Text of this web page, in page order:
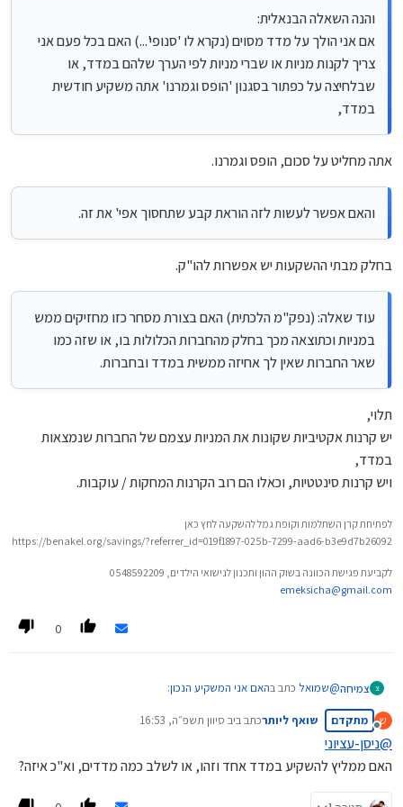
אם אני הולך על מדד מסוים (נקרא לו 'סנופי'...) האם בכל פעם אני צריך
לקנות מניות או שברי מניות לפי הערך שלהם במדד, או שבלחיצה על
כפתור בסגנון 'הופס וגמרנו' אתה משקיע חודשית במדד,
והאם אפשר לעשות לזה הוראת קבע שתחסוך אפי' את זה.
עוד שאלה: (נפק"מ הלכתית) האם בצורת מסחר כזו מחזיקים ממש במניות
וכתוצאה מכך בחלק מהחברות הכלולות בו, או שזה כמו שאר החברות שאין
והנה השאלה הבנאלית:
אם אני הולך על מדד מסוים (נקרא לו 'סנופי'...) האם בכל פעם אני
צריך לקנות מניות או שברי מניות לפי הערך שלהם במדד, או
שבלחיצה על כפתור בסגנון 'הופס וגמרנו' אתה משקיע חודשית
במדד,
אתה מחליט על סכום, הופס וגמרנו.
והאם אפשר לעשות לזה הוראת קבע שתחסוך אפי' את זה.
בחלק מבתי ההשקעות יש אפשרות להו"ק.
עוד שאלה: (נפק"מ הלכתית) האם בצורת מסחר כזו מחזיקים ממש
במניות וכתוצאה מכך בחלק מהחברות הכלולות בו, או שזה כמו
שאר החברות שאין לך אחיזה ממשית במדד ובחברות.
תלוי,
יש קרנות אקטיביות שקונות את המניות עצמם של החברות שנמצאות
במדד,
ויש קרנות סינטטיות, וכאלו הם רוב הקרנות המחקות / עוקבות.
לפתיחת קרן השתלמות וקופת גמל להשקעה לחץ כאן
https://benakel.org/savings/?referrer_id=019f1897-025b-7299-aad6-b3e9d7b26092
לקביעת פגישת הכוונה בשוק ההון ותכנון לנישואי הילדים, 0548592209
emeksicha@gmail.com
0
צ צמיחה@שמואל כתב בהאם אני המשקיע הנכון:
אם אני הולך על מדד מסוים (נקרא לו 'סנופי'...) האם בכל פעם אני
שבלחיצה על כפתור בסגנון 'הופס וגמרנו' אתה משקיע חודשית
ש
מנותק
מתקדם שואף ליותרכתב ביב סיוון תשפ״ה, 16:53
נערך לאחרונה על ידי
@ניסן-עציוני
האם ממליץ להשקיע במדד אחד וזהו, או לשלב כמה מדדים, וא"כ איזה?